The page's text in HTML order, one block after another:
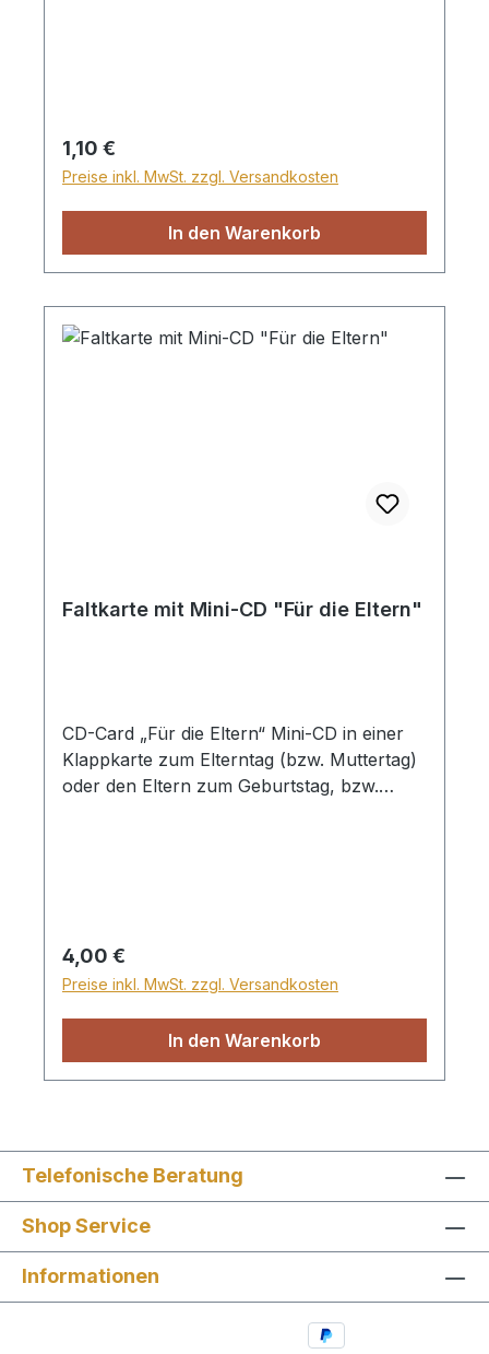
Regulärer Preis:
1,10 €
Preise inkl. MwSt. zzgl. Versandkosten
In den Warenkorb
Faltkarte mit Mini-CD "Für die Eltern"
CD-Card „Für die Eltern“ Mini-CD in einer
Klappkarte zum Elterntag (bzw. Muttertag)
oder den Eltern zum Geburtstag, bzw.
Regulärer Preis:
4,00 €
Preise inkl. MwSt. zzgl. Versandkosten
In den Warenkorb
Telefonische Beratung
Shop Service
Informationen